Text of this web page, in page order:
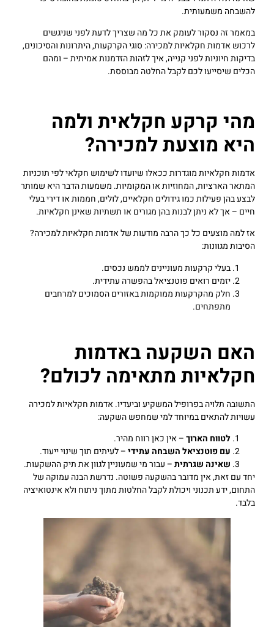
להשבחה משמעותית.
במאמר זה נסקור לעומק את כל מה שצריך לדעת לפני שניגשים
לרכוש אדמות חקלאיות למכירה: סוגי הקרקעות, היתרונות והסיכונים,
בדיקות חיוניות לפני קנייה, איך לזהות הזדמנות אמיתית – ומהם
הכלים שיסייעו לכם לקבל החלטה מבוססת.
מהי קרקע חקלאית ולמה
היא מוצעת למכירה?
אדמות חקלאיות מוגדרות ככאלו שיועדו לשימוש חקלאי לפי תוכניות
המתאר הארציות, המחוזיות או המקומיות. משמעות הדבר היא שמותר
לבצע בהן פעילות כמו גידולים חקלאיים, לולים, חממות או דירי בעלי
חיים – אך לא ניתן לבנות בהן מגורים או תשתיות שאינן חקלאיות.
אז למה מוצעים כל כך הרבה מודעות של אדמות חקלאיות למכירה?
הסיבות מגוונות:
בעלי קרקעות מעוניינים לממש נכסים.
יזמים רואים פוטנציאל בהפשרה עתידית.
חלק מהקרקעות ממוקמות באזורים הסמוכים למרחבים
מתפתחים.
האם השקעה באדמות
חקלאיות מתאימה לכולם?
התשובה תלויה בפרופיל המשקיע וביעדיו. אדמות חקלאיות למכירה
עשויות להתאים במיוחד למי שמחפש השקעה:
לטווח הארוך– אין כאן רווח מהיר.
עם פוטנציאל השבחה עתידי– לעיתים תוך שינוי ייעוד.
שאינה שגרתית– עבור מי שמעוניין לגוון את תיק ההשקעות.
יחד עם זאת, אין מדובר בהשקעה פשוטה. נדרשת הבנה עמוקה של
התחום, ידע תכנוני ויכולת לקבל החלטות מתוך ניתוח ולא אינטואיציה
בלבד.